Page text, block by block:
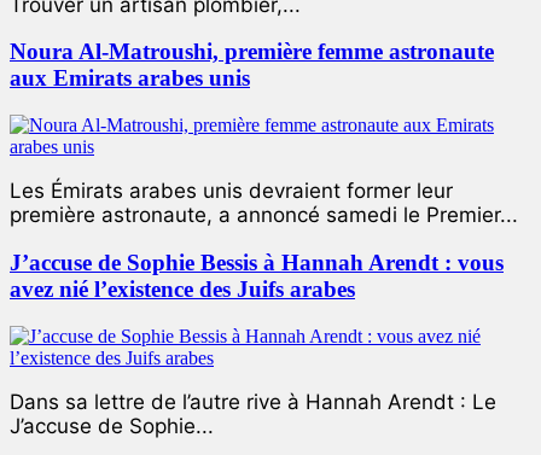
Noura Al-Matroushi, première femme astronaute
aux Emirats arabes unis
Les Émirats arabes unis devraient former leur
première astronaute, a annoncé samedi le Premier...
J’accuse de Sophie Bessis à Hannah Arendt : vous
avez nié l’existence des Juifs arabes
Dans sa lettre de l’autre rive à Hannah Arendt : Le
J’accuse de Sophie...